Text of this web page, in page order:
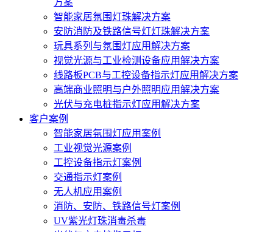
方案
智能家居氛围灯珠解决方案
安防消防及铁路信号灯灯珠解决方案
玩具系列与氛围灯应用解决方案
视觉光源与工业检测设备应用解决方案
线路板PCB与工控设备指示灯应用解决方案
高端商业照明与户外照明应用解决方案
光伏与充电桩指示灯应用解决方案
客户案例
智能家居氛围灯应用案例
工业视觉光源案例
工控设备指示灯案例
交通指示灯案例
无人机应用案例
消防、安防、铁路信号灯案例
UV紫光灯珠消毒杀毒